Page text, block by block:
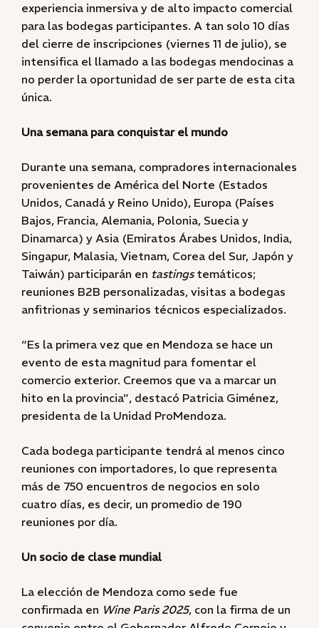
experiencia inmersiva y de alto impacto comercial
para las bodegas participantes. A tan solo 10 días
del cierre de inscripciones (viernes 11 de julio), se
intensifica el llamado a las bodegas mendocinas a
no perder la oportunidad de ser parte de esta cita
única.
Una semana para conquistar el mundo
Durante una semana, compradores internacionales
provenientes de América del Norte (Estados
Unidos, Canadá y Reino Unido), Europa (Países
Bajos, Francia, Alemania, Polonia, Suecia y
Dinamarca) y Asia (Emiratos Árabes Unidos, India,
Singapur, Malasia, Vietnam, Corea del Sur, Japón y
Taiwán) participarán en tastingstemáticos;
reuniones B2B personalizadas, visitas a bodegas
anfitrionas y seminarios técnicos especializados.
“Es la primera vez que en Mendoza se hace un
evento de esta magnitud para fomentar el
comercio exterior. Creemos que va a marcar un
hito en la provincia”, destacó Patricia Giménez,
presidenta de la Unidad ProMendoza.
Cada bodega participante tendrá al menos cinco
reuniones con importadores, lo que representa
más de 750 encuentros de negocios en solo
cuatro días, es decir, un promedio de 190
reuniones por día.
Un socio de clase mundial
La elección de Mendoza como sede fue
confirmada en Wine Paris 2025, con la firma de un